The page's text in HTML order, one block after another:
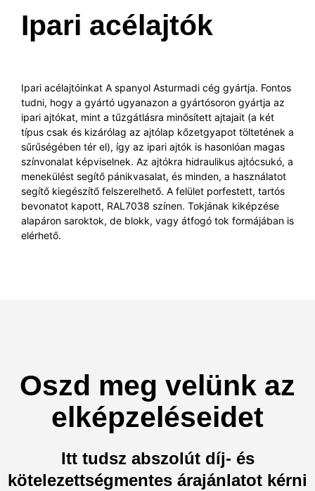
Ipari acélajtók
Ipari acélajtóinkat A spanyol Asturmadi cég gyártja. Fontos
tudni, hogy a gyártó ugyanazon a gyártósoron gyártja az
ipari ajtókat, mint a tűzgátlásra minősített ajtajait (a két
típus csak és kizárólag az ajtólap kőzetgyapot töltetének a
sűrűségében tér el), így az ipari ajtók is hasonlóan magas
színvonalat képviselnek. Az ajtókra hidraulikus ajtócsukó, a
menekülést segítő pánikvasalat, és minden, a használatot
segítő kiegészítő felszerelhető. A felület porfestett, tartós
bevonatot kapott, RAL7038 színen. Tokjának kiképzése
alapáron saroktok, de blokk, vagy átfogó tok formájában is
elérhető.
Oszd meg velünk az
elképzeléseidet
Itt tudsz abszolút díj- és
kötelezettségmentes árajánlatot kérni